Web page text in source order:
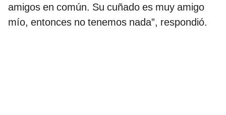
amigos en común. Su cuñado es muy amigo
mío, entonces no tenemos nada”, respondió.